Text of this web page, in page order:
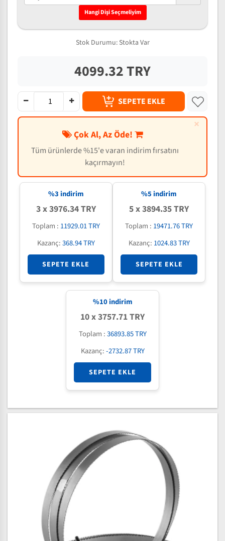
Hangi Dişi Seçmeliyim
Stok Durumu: Stokta Var
4099.32 TRY
SEPETE EKLE
×
Çok Al, Az Öde!
Tüm ürünlerde %15'e varan indirim fırsatını
kaçırmayın!
%3 indirim
3 x 3976.34 TRY
Toplam : 11929.01 TRY
Kazanç:368.94 TRY
SEPETE EKLE
%5 indirim
5 x 3894.35 TRY
Toplam : 19471.76 TRY
Kazanç: 1024.83 TRY
SEPETE EKLE
%10indirim
10 x 3757.71 TRY
Toplam :36893.85 TRY
Kazanç:-2732.87 TRY
SEPETE EKLE